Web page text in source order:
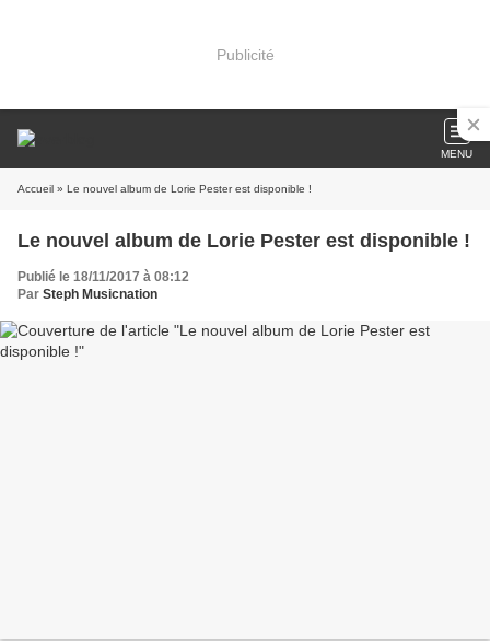
Publicité
MENU
Accueil » Le nouvel album de Lorie Pester est disponible !
Le nouvel album de Lorie Pester est disponible !
Publié le 18/11/2017 à 08:12
Par Steph Musicnation